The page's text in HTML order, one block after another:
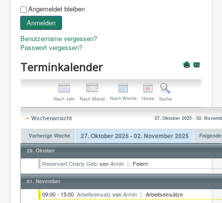
Angemeldet bleiben
Anmelden
Benutzername vergessen?
Passwort vergessen?
Terminkalender
Nach Jahr Nach Monat Nach Woche Heute Suche
Wochenansicht 27. Oktober 2025 - 02.
Vorherige Woche 27. Oktober 2025 - 02. November 2025
29. Oktober
Reserviert Charly Geb. von Armin :: Feiern
01. November
09:00 - 15:00 Arbeitseinsatz von Armin :: Arbeitseinsätze